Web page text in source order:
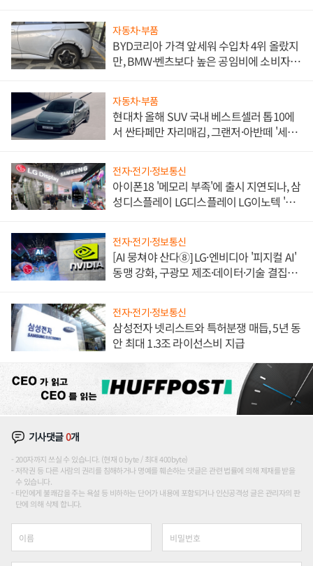
자동차·부품
BYD코리아 가격 앞세워 수입차 4위 올랐지
만, BMW·벤츠보다 높은 공임비에 소비자
자동차·부품
현대차 올해 SUV 국내 베스트셀러 톱10에
서 싼타페만 자리매김, 그랜저·아반떼 '세단
전자·전기·정보통신
아이폰18 '메모리 부족'에 출시 지연되나, 삼
성디스플레이 LG디스플레이 LG이노텍 '탈
전자·전기·정보통신
[AI 뭉쳐야 산다⑧] LG·엔비디아 '피지컬 AI'
동맹 강화, 구광모 제조·데이터·기술 결집
전자·전기·정보통신
삼성전자 넷리스트와 특허분쟁 매듭, 5년 동
안 최대 1.3조 라이선스비 지급
기사댓글0개
200자까지 쓰실 수 있습니다. (현재 0 byte / 최대 400byte)
저작권 등 다른 사람의 권리를 침해하거나 명예를 훼손하는 댓글은 관련 법률에 의해 제재를 받을
수 있습니다.
타인에게 불쾌감을 주는 욕설 등 비하하는 단어가 내용에 포함되거나 인신공격성 글은 관리자의 판
단에 의해 삭제 합니다.